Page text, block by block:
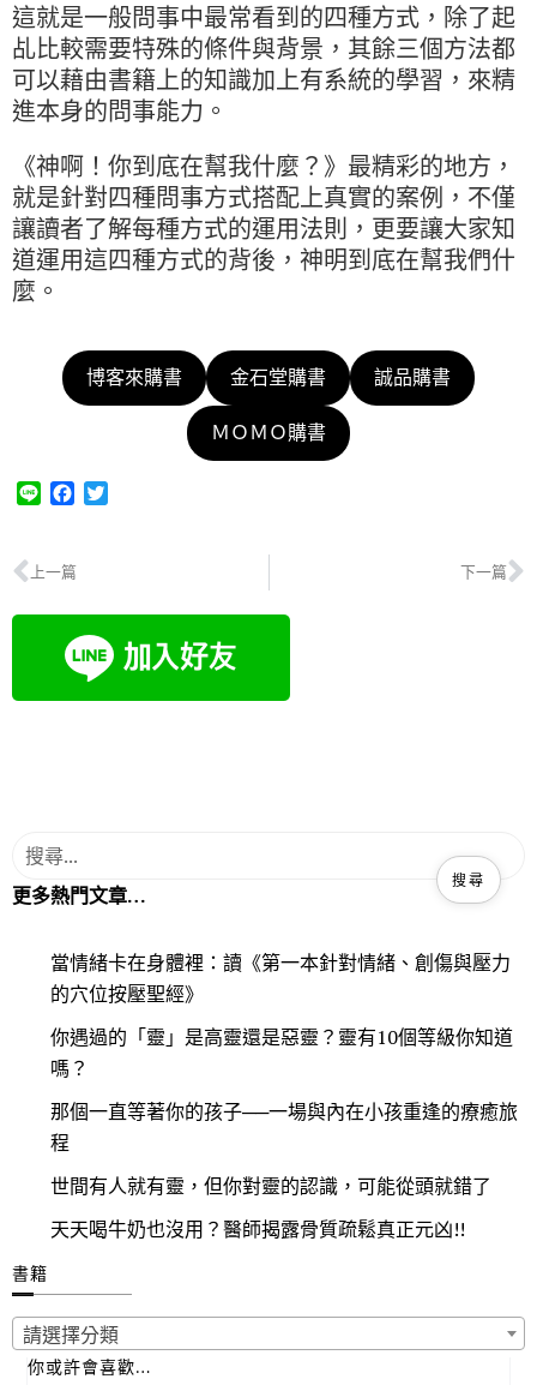
這就是一般問事中最常看到的四種方式，除了起
乩比較需要特殊的條件與背景，其餘三個方法都
可以藉由書籍上的知識加上有系統的學習，來精
進本身的問事能力。
《神啊！你到底在幫我什麼？》最精彩的地方，
就是針對四種問事方式搭配上真實的案例，不僅
讓讀者了解每種方式的運用法則，更要讓大家知
道運用這四種方式的背後，神明到底在幫我們什
麼。
博客來購書 金石堂購書 誠品購書
ＭＯＭＯ購書
e
e
o
o
k
e
r
上一篇 下一篇
更多熱門文章…
當情緒卡在身體裡：讀《第一本針對情緒、創傷與壓力
的穴位按壓聖經》
你遇過的「靈」是高靈還是惡靈？靈有10個等級你知道
嗎？
那個一直等著你的孩子──一場與內在小孩重逢的療癒旅
程
世間有人就有靈，但你對靈的認識，可能從頭就錯了
天天喝牛奶也沒用？醫師揭露骨質疏鬆真正元凶!!
書籍
請選擇分類
你或許會喜歡…